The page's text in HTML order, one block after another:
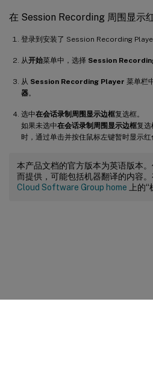
在 Session Recording 周围显示
登录到安装了 Session Recording
从开始菜单中，选择 Session
从 Session Recording Player 菜单栏
器。
选中在会话录制周围显示边框复选框。
如果未选中在会话录制周围显示边框复选
时，通过单击并按住鼠标左键暂时显示红
本产品文档的官方版本为英语版本
而提供，可能包括机器翻译的内容
Cloud Software Group home 上的